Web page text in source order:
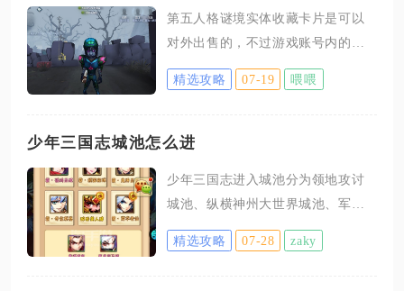
第五人格谜境实体收藏卡片是可以
对外出售的，不过游戏账号内的虚
拟卡牌道具无法在游戏内直接交易
流通，只有线下实体卡牌能够进入
属于卡游官方发行的实体收藏卡
统，玩家无法在游戏客户端里上
架、拍卖这类卡片，所有买卖行为
都需要在线下收藏平台或者卡牌交
精选攻略 07-19 喂喂
少年三国志城池怎么进
少年三国志进入城池分为领地攻讨
城池、纵横神州大世界城池、军团
城池三类，对应不同入口，达成等
级或者联盟条件后，从指定界面跳
精选攻略 07-28 zaky